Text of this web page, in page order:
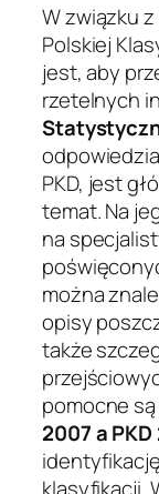
W związku
Polskiej
jest, aby
rzetelnych
PKD, jest
temat. Na
na
można
opisy
także
pomocne są
2007 a
klasyfikacji.